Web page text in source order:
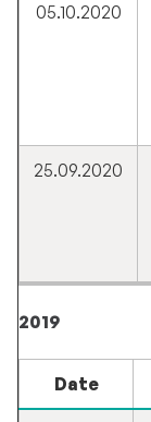
05.10.2020
25.09.2020
2019
Date